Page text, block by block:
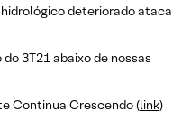
deteriorado ataca
3T21 abaixo de nossas
Continua Crescendo (link)